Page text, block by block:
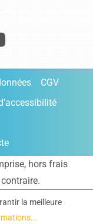
CGV
hors frais
la meilleure